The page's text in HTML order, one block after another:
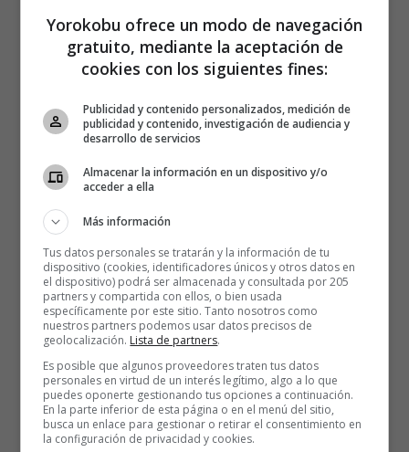
Yorokobu ofrece un modo de navegación
gratuito, mediante la aceptación de
cookies con los siguientes fines:
Publicidad y contenido personalizados, medición de
publicidad y contenido, investigación de audiencia y
desarrollo de servicios
Almacenar la información en un dispositivo y/o
acceder a ella
Más información
Tus datos personales se tratarán y la información de tu
dispositivo (cookies, identificadores únicos y otros datos en
el dispositivo) podrá ser almacenada y consultada por 205
partners y compartida con ellos, o bien usada
específicamente por este sitio. Tanto nosotros como
nuestros partners podemos usar datos precisos de
geolocalización. Lista de partners.
Es posible que algunos proveedores traten tus datos
personales en virtud de un interés legítimo, algo a lo que
puedes oponerte gestionando tus opciones a continuación.
En la parte inferior de esta página o en el menú del sitio,
busca un enlace para gestionar o retirar el consentimiento en
la configuración de privacidad y cookies.